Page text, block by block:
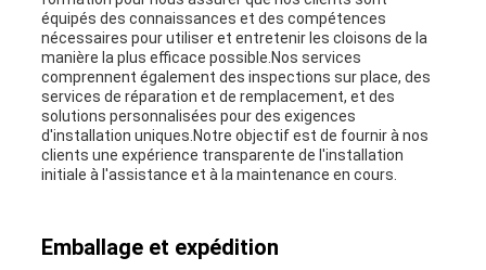
équipés des connaissances et des compétences
nécessaires pour utiliser et entretenir les cloisons de la
manière la plus efficace possible.Nos services
comprennent également des inspections sur place, des
services de réparation et de remplacement, et des
solutions personnalisées pour des exigences
d'installation uniques.Notre objectif est de fournir à nos
clients une expérience transparente de l'installation
initiale à l'assistance et à la maintenance en cours.
Emballage et expédition